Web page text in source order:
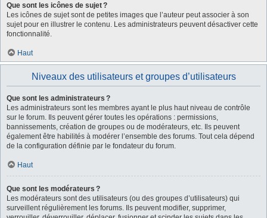
Que sont les icônes de sujet ?
Les icônes de sujet sont de petites images que l’auteur peut associer à son
sujet pour en illustrer le contenu. Les administrateurs peuvent désactiver cette
fonctionnalité.
Haut
Niveaux des utilisateurs et groupes d’utilisateurs
Que sont les administrateurs ?
Les administrateurs sont les membres ayant le plus haut niveau de contrôle
sur le forum. Ils peuvent gérer toutes les opérations : permissions,
bannissements, création de groupes ou de modérateurs, etc. Ils peuvent
également être habilités à modérer l’ensemble des forums. Tout cela dépend
de la configuration définie par le fondateur du forum.
Haut
Que sont les modérateurs ?
Les modérateurs sont des utilisateurs (ou des groupes d’utilisateurs) qui
surveillent régulièrement les forums. Ils peuvent modifier, supprimer,